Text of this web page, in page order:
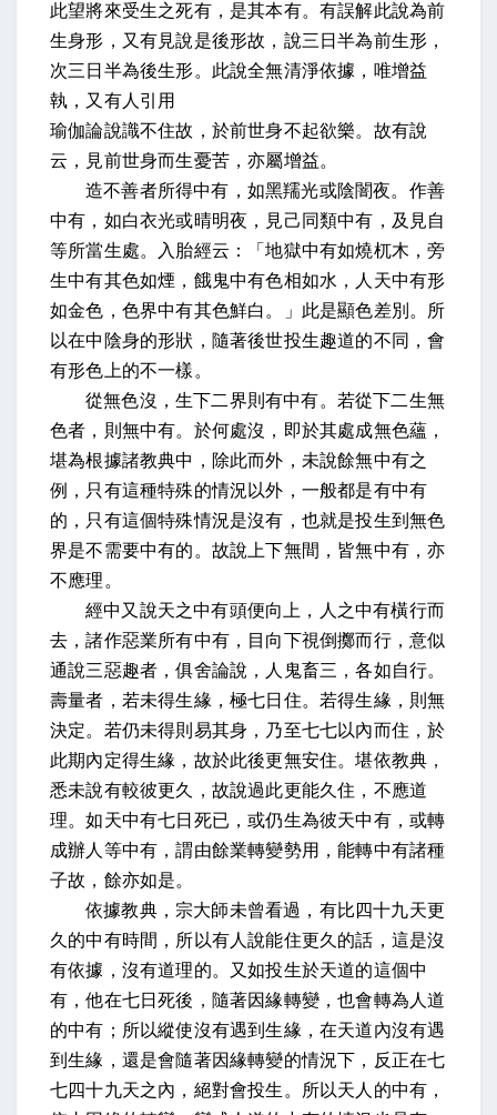
此望將來受生之死有，是其本有。有誤解此說為前
生身形，又有見說是後形故，說三日半為前生形，
次三日半為後生形。此說全無清淨依據，唯增益
執，又有人引用
瑜伽論說識不住故，於前世身不起欲樂。故有說
云，見前世身而生憂苦，亦屬增益。
造不善者所得中有，如黑羺光或陰闇夜。作善
中有，如白衣光或晴明夜，見己同類中有，及見自
等所當生處。入胎經云：「地獄中有如燒杌木，旁
生中有其色如煙，餓鬼中有色相如水，人天中有形
如金色，色界中有其色鮮白。」此是顯色差別。所
以在中陰身的形狀，隨著後世投生趣道的不同，會
有形色上的不一樣。
從無色沒，生下二界則有中有。若從下二生無
色者，則無中有。於何處沒，即於其處成無色蘊，
堪為根據諸教典中，除此而外，未說餘無中有之
例，只有這種特殊的情況以外，一般都是有中有
的，只有這個特殊情況是沒有，也就是投生到無色
界是不需要中有的。故說上下無間，皆無中有，亦
不應理。
經中又說天之中有頭便向上，人之中有橫行而
去，諸作惡業所有中有，目向下視倒擲而行，意似
通說三惡趣者，俱舍論說，人鬼畜三，各如自行。
壽量者，若未得生緣，極七日住。若得生緣，則無
決定。若仍未得則易其身，乃至七七以內而住，於
此期內定得生緣，故於此後更無安住。堪依教典，
悉未說有較彼更久，故說過此更能久住，不應道
理。如天中有七日死已，或仍生為彼天中有，或轉
成辦人等中有，謂由餘業轉變勢用，能轉中有諸種
子故，餘亦如是。
依據教典，宗大師未曾看過，有比四十九天更
久的中有時間，所以有人說能住更久的話，這是沒
有依據，沒有道理的。又如投生於天道的這個中
有，他在七日死後，隨著因緣轉變，也會轉為人道
的中有；所以縱使沒有遇到生緣，在天道內沒有遇
到生緣，還是會隨著因緣轉變的情況下，反正在七
七四十九天之內，絕對會投生。所以天人的中有，